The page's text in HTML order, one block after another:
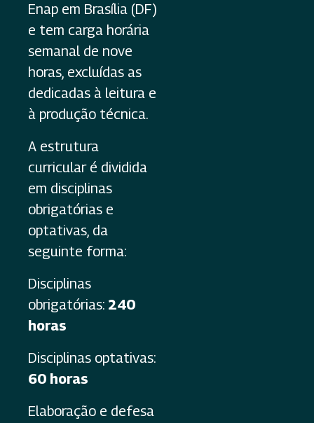
Enap em Brasília (DF)
e tem carga horária
semanal de nove
horas, excluídas as
dedicadas à leitura e
à produção técnica.
A estrutura
curricular é dividida
em disciplinas
obrigatórias e
optativas, da
seguinte forma:
Disciplinas
obrigatórias: 240
horas
Disciplinas optativas:
60 horas
Elaboração e defesa